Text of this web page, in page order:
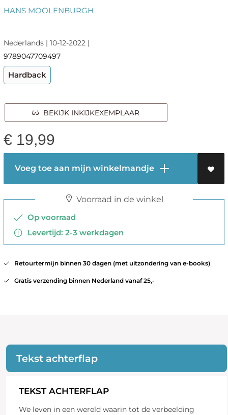
HANS MOOLENBURGH
Nederlands | 10-12-2022 |
9789047709497
Hardback
BEKIJK INKIJKEXEMPLAAR
€ 19,99
Voeg toe aan mijn winkelmandje
Voorraad in de winkel
Op voorraad
Levertijd: 2-3 werkdagen
Retourtermijn binnen 30 dagen (met uitzondering van e-books)
Gratis verzending binnen Nederland vanaf 25,-
Tekst achterflap
TEKST ACHTERFLAP
We leven in een wereld waarin tot de verbeelding